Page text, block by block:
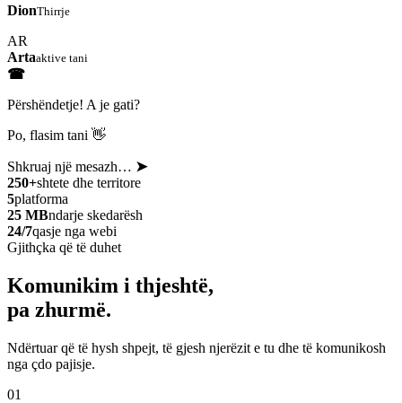
DionThirrje
AR
Artaaktive tani
☎
Përshëndetje! A je gati?
Po, flasim tani 👋
Shkruaj një mesazh… ➤
250+shtete dhe territore
5platforma
25 MBndarje skedarësh
24/7qasje nga webi
Gjithçka që të duhet
Komunikim i thjeshtë,
pa zhurmë.
Ndërtuar që të hysh shpejt, të gjesh njerëzit e tu dhe të komunikosh
nga çdo pajisje.
01